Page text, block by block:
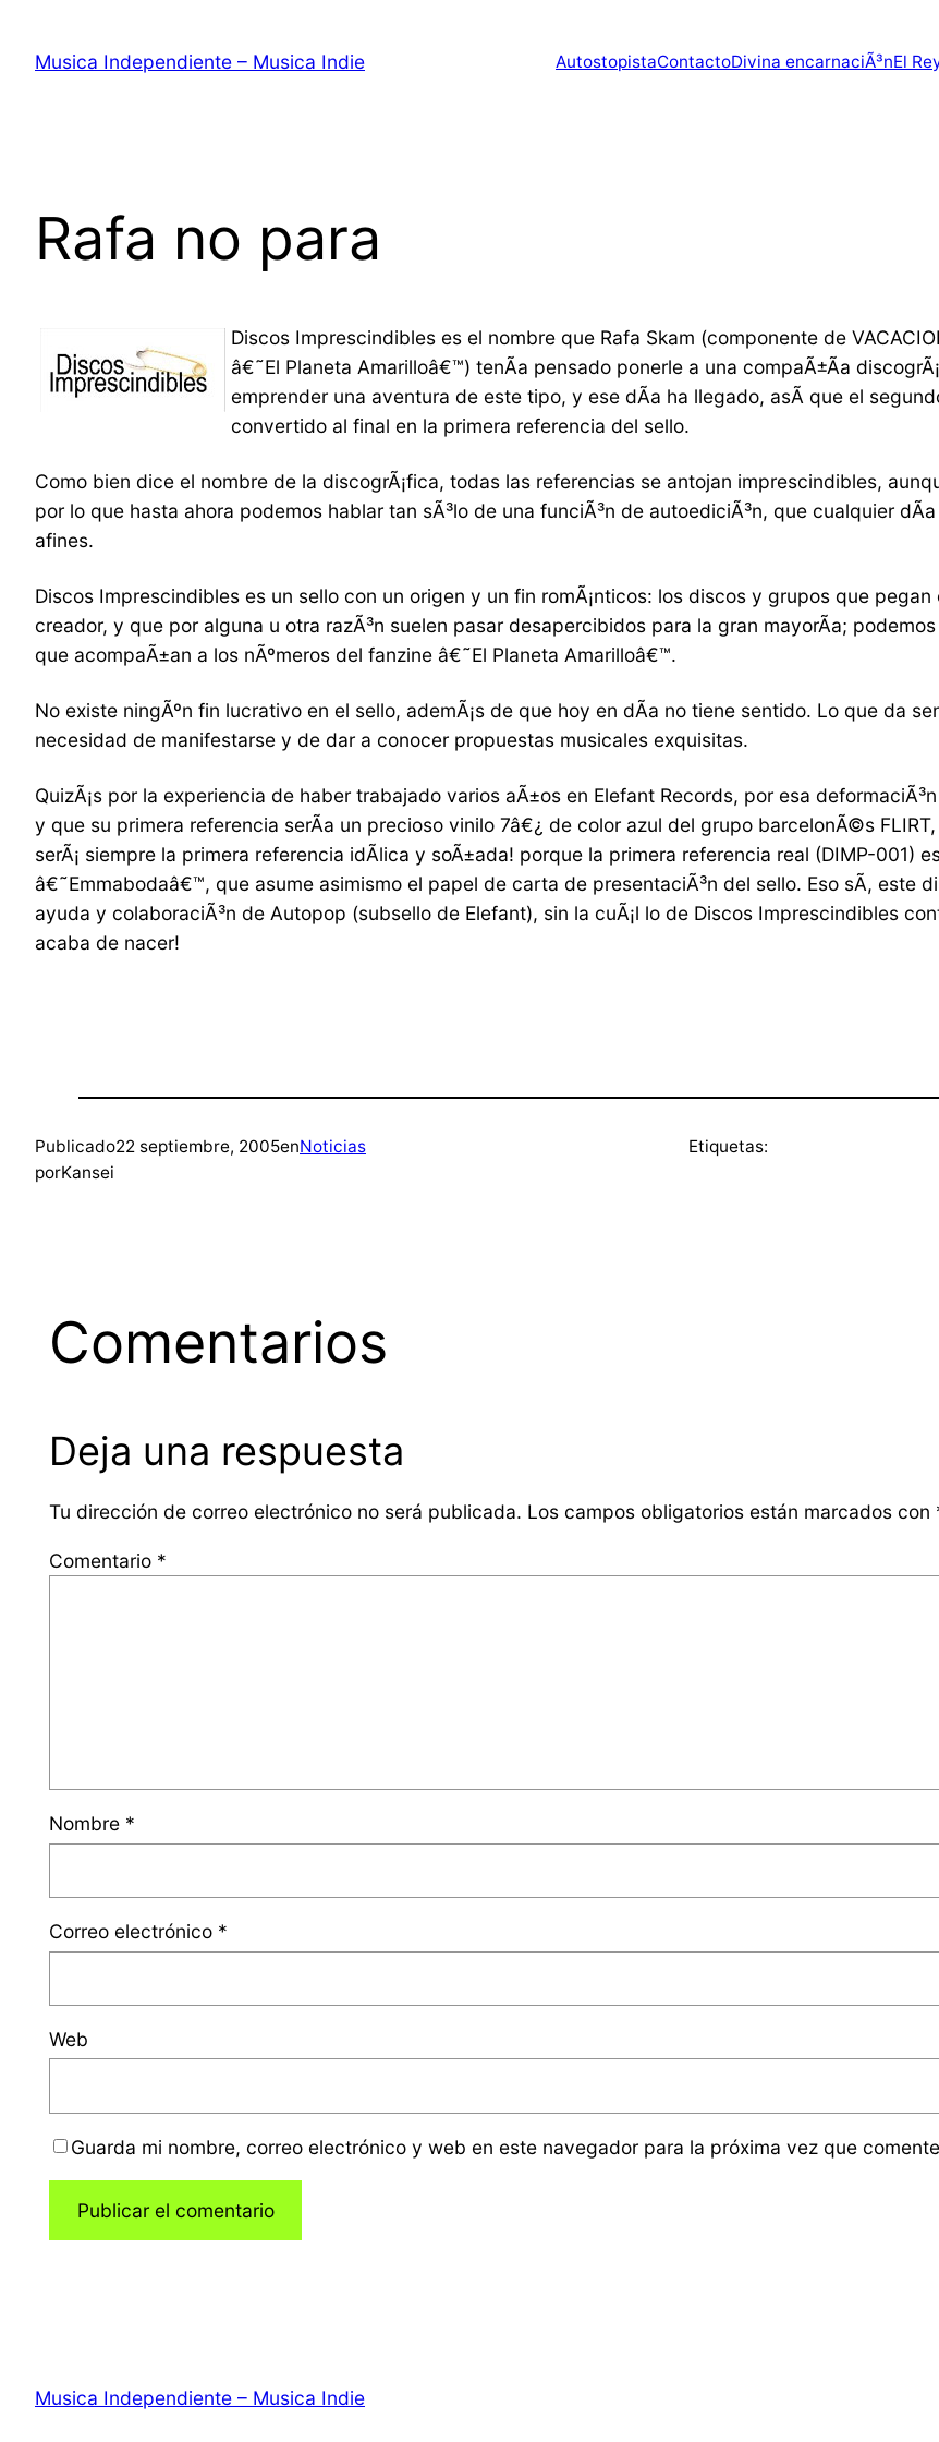
contenido
Musica Independiente – Musica Indie AutostopistaContactoDivina encarnaciÃ³nEl
Rafa no para
Discos Imprescindibles es el nombre que Rafa Skam (componente de
â€˜El Planeta Amarilloâ€™) tenÃ­a pensado ponerle a una compaÃ±Ã­a
emprender una aventura de este tipo, y ese dÃ­a ha llegado, asÃ­ que el
convertido al final en la primera referencia del sello.
Como bien dice el nombre de la discogrÃ¡fica, todas las referencias se antojan imprescindibles,
por lo que hasta ahora podemos hablar tan sÃ³lo de una funciÃ³n de autoediciÃ³n, que cualquier
afines.
Discos Imprescindibles es un sello con un origen y un fin romÃ¡nticos: los discos y grupos que
creador, y que por alguna u otra razÃ³n suelen pasar desapercibidos para la gran mayorÃ­a;
que acompaÃ±an a los nÃºmeros del fanzine â€˜El Planeta Amarilloâ€™.
No existe ningÃºn fin lucrativo en el sello, ademÃ¡s de que hoy en dÃ­a no tiene sentido. Lo que da
necesidad de manifestarse y de dar a conocer propuestas musicales exquisitas.
QuizÃ¡s por la experiencia de haber trabajado varios aÃ±os en Elefant Records, por esa
y que su primera referencia serÃ­a un precioso vinilo 7â€¿ de color azul del grupo barcelonÃ©s
serÃ¡ siempre la primera referencia idÃ­lica y soÃ±ada! porque la primera referencia real (DIMP-001)
â€˜Emmabodaâ€™, que asume asimismo el papel de carta de presentaciÃ³n del sello. Eso sÃ­, este
ayuda y colaboraciÃ³n de Autopop (subsello de Elefant), sin la cuÃ¡l lo de Discos Imprescindibles
acaba de nacer!
Publicado22 septiembre, 2005enNoticias
porKansei
Etiquetas:
Comentarios
Deja una respuesta
Tu dirección de correo electrónico no será publicada. Los campos obligatorios están marcados con
Comentario *
Nombre *
Correo electrónico *
Web
Guarda mi nombre, correo electrónico y web en este navegador para la próxima vez que
Musica Independiente – Musica Indie